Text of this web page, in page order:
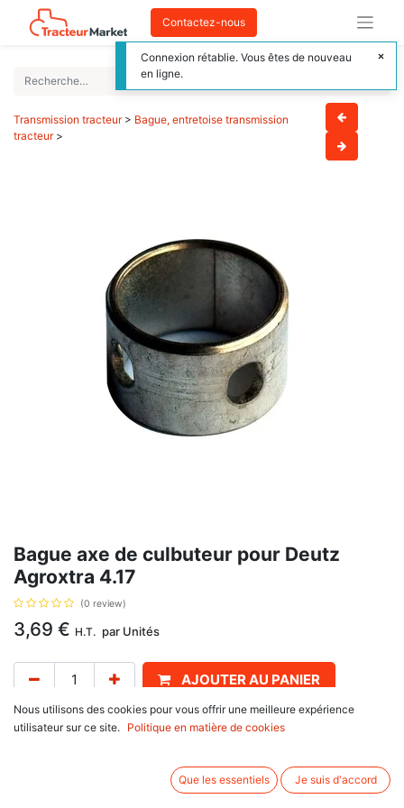
Contactez-nous
Transmission tracteur> Bague, entretoise transmission
tracteur>
Bague axe de culbuteur pour Deutz
Agroxtra 4.17
(0 review)
3,69 € H.T. par Unités
AJOUTER AU PANIER
En stock
Informations complémentaires:
Nous utilisons des cookies pour vous offrir une meilleure expérience
utilisateur sur ce site.
Politique en matière de cookies
Que les essentiels Je suis d'accord
Connexion rétablie. Vous êtes de nouveau
en ligne.